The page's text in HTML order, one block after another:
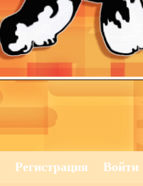
Регистрация Войти